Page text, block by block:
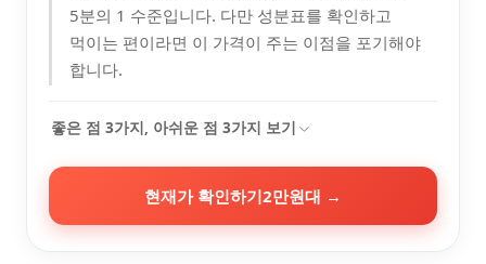
5분의 1 수준입니다. 다만 성분표를 확인하고
먹이는 편이라면 이 가격이 주는 이점을 포기해야
합니다.
좋은 점 3가지, 아쉬운 점 3가지 보기
현재가 확인하기2만원대 →